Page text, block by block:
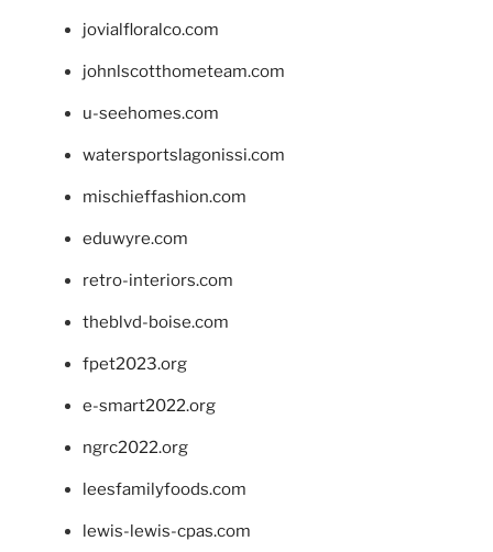
jovialfloralco.com
johnlscotthometeam.com
u-seehomes.com
watersportslagonissi.com
mischieffashion.com
eduwyre.com
retro-interiors.com
theblvd-boise.com
fpet2023.org
e-smart2022.org
ngrc2022.org
leesfamilyfoods.com
lewis-lewis-cpas.com